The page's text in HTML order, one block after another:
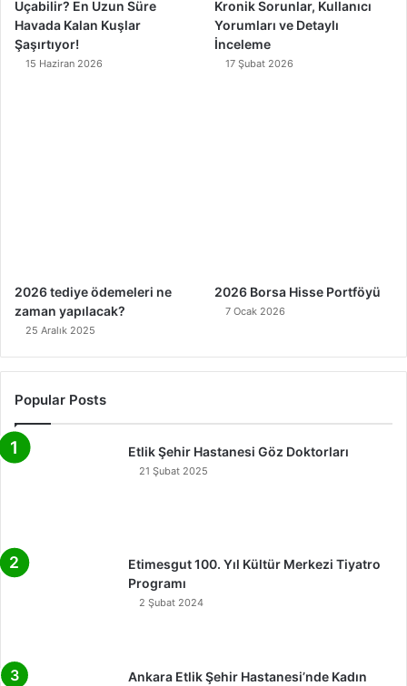
Uçabilir? En Uzun Süre
Havada Kalan Kuşlar
Şaşırtıyor!
15 Haziran 2026
Kronik Sorunlar, Kullanıcı
Yorumları ve Detaylı
İnceleme
17 Şubat 2026
2026 tediye ödemeleri ne
zaman yapılacak?
25 Aralık 2025
2026 Borsa Hisse Portföyü
7 Ocak 2026
Popular Posts
Etlik Şehir Hastanesi Göz Doktorları
21 Şubat 2025
Etimesgut 100. Yıl Kültür Merkezi Tiyatro
Programı
2 Şubat 2024
Ankara Etlik Şehir Hastanesi’nde Kadın